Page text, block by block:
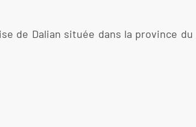
de Dalian située dans la province